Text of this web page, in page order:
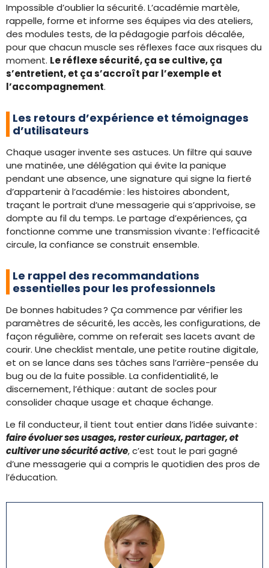
Impossible d’oublier la sécurité. L’académie martèle,
rappelle, forme et informe ses équipes via des ateliers,
des modules tests, de la pédagogie parfois décalée,
pour que chacun muscle ses réflexes face aux risques du
moment. Le réflexe sécurité, ça se cultive, ça
s’entretient, et ça s’accroît par l’exemple et
l’accompagnement.
Les retours d’expérience et témoignages
d’utilisateurs
Chaque usager invente ses astuces. Un filtre qui sauve
une matinée, une délégation qui évite la panique
pendant une absence, une signature qui signe la fierté
d’appartenir à l’académie : les histoires abondent,
traçant le portrait d’une messagerie qui s’apprivoise, se
dompte au fil du temps. Le partage d’expériences, ça
fonctionne comme une transmission vivante : l’efficacité
circule, la confiance se construit ensemble.
Le rappel des recommandations
essentielles pour les professionnels
De bonnes habitudes ? Ça commence par vérifier les
paramètres de sécurité, les accès, les configurations, de
façon régulière, comme on referait ses lacets avant de
courir. Une checklist mentale, une petite routine digitale,
et on se lance dans ses tâches sans l’arrière-pensée du
bug ou de la fuite possible. La confidentialité, le
discernement, l’éthique : autant de socles pour
consolider chaque usage et chaque échange.
Le fil conducteur, il tient tout entier dans l’idée suivante :
faire évoluer ses usages, rester curieux, partager, et
cultiver une sécurité active, c’est tout le pari gagné
d’une messagerie qui a compris le quotidien des pros de
l’éducation.